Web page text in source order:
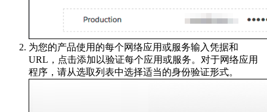
为您的产品使用的每个网络应用或服务输入凭据和
URL，点击添加以验证每个应用或服务。对于网络应用
程序，请从选取列表中选择适当的身份验证形式。